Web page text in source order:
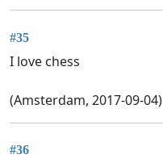
#35
I love chess
(Amsterdam, 2017-09-04)
#36